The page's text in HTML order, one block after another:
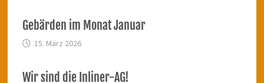
Gebärden im Monat Januar
15. März 2026
Wir sind die Inliner-AG!